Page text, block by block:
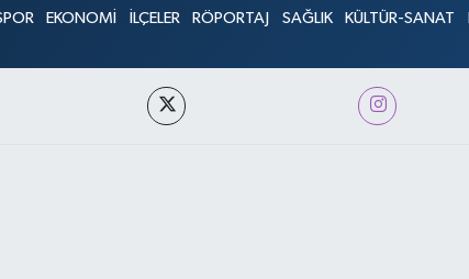
EKONOMİ İLÇELER RÖPORTAJ SAĞLIK KÜLTÜR-SANAT